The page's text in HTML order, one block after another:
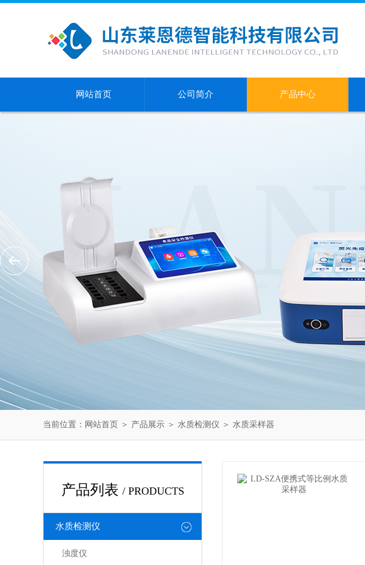
网站首页 公司简介 产品中心
当前位置： 网站首页 ＞ 产品展示 ＞ 水质检测仪 ＞ 水质采样器
产品列表 / PRODUCTS
水质检测仪
浊度仪